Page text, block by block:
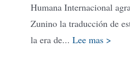
Humana Internacional
Zunino la traducción de
la era de... Lee mas >